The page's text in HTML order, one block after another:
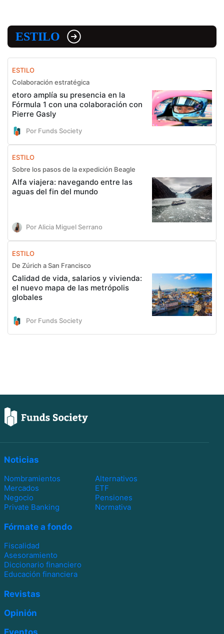
ESTILO
ESTILO
Colaboración estratégica
etoro amplía su presencia en la
Fórmula 1 con una colaboración con
Pierre Gasly
Por Funds Society
ESTILO
Sobre los pasos de la expedición Beagle
Alfa viajera: navegando entre las
aguas del fin del mundo
Por Alicia Miguel Serrano
ESTILO
De Zúrich a San Francisco
Calidad de vida, salarios y vivienda:
el nuevo mapa de las metrópolis
globales
Por Funds Society
Noticias
Nombramientos
Alternativos
Mercados
ETF
Negocio
Pensiones
Private Banking
Normativa
Fórmate a fondo
Fiscalidad
Asesoramiento
Diccionario financiero
Educación financiera
Revistas
Opinión
Eventos